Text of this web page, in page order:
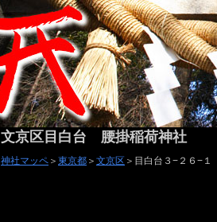
文京区目白台 腰掛稲荷神社
神社マッペ ＞ 東京都 ＞ 文京区 ＞目白台３−２６−１